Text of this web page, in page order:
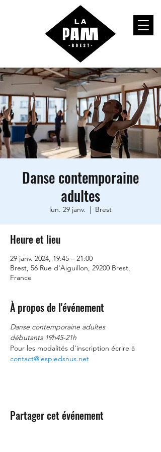
Danse contemporaine
adultes
lun. 29 janv.
  |
Brest
Heure et lieu
29 janv. 2024, 19:45 – 21:00
Brest, 56 Rue d'Aiguillon, 29200 Brest,
France
À propos de l'événement
Danse contemporaine adultes
débutants 19h45-21h
Pour les modalités d'inscription écrire à
contact@lespiedsnus.net
Partager cet événement